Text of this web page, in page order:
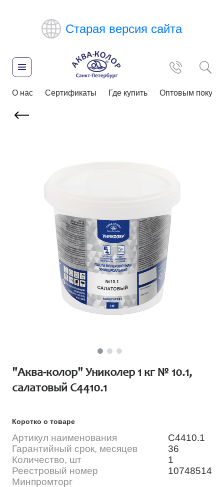
Старая версия сайта
О нас Сертификаты Где купить Оптовым
"Аква-колор" Униколер 1 кг № 10.1,
салатовый С4410.1
Коротко о товаре
Артикул наименования
С4410.1
Гарантийный срок, месяцев
36
Количество, шт
1
Реестровый номер
Минпромторг
10748514